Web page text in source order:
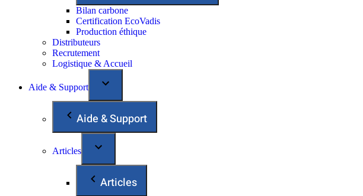
Bilan carbone
Certification EcoVadis
Production éthique
Distributeurs
Recrutement
Logistique & Accueil
Aide & Support
Aide & Support
Articles
Articles